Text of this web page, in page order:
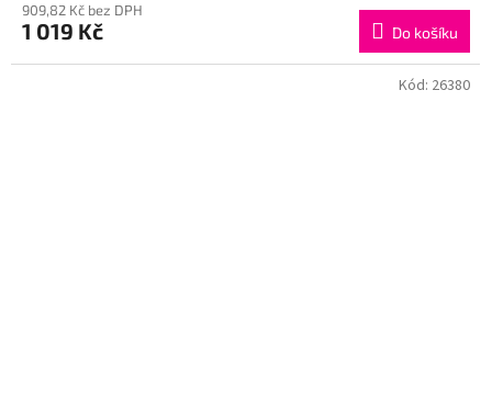
909,82 Kč bez DPH
1 019 Kč Do košíku
Kód: 26380